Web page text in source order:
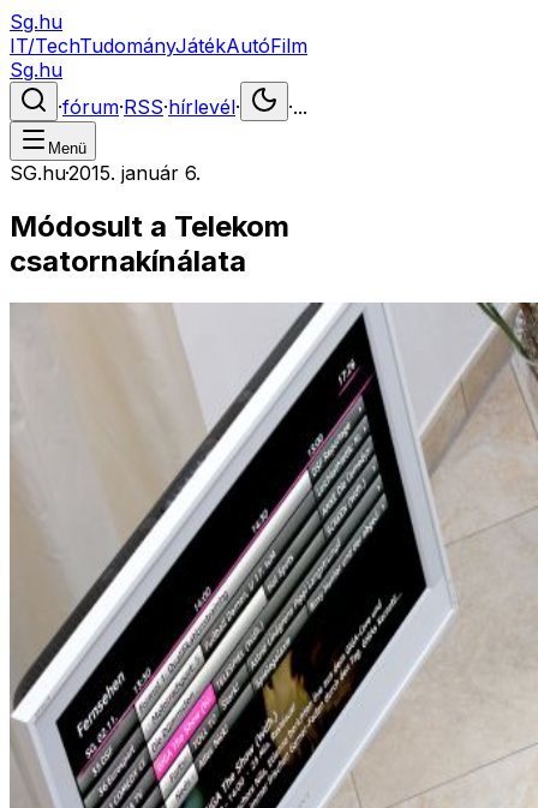
Sg.hu
IT/TechTudományJátékAutóFilm
Sg.hu
·fórum·RSS·hírlevél· ·...
Menü
SG.hu·2015. január 6.
Módosult a Telekom
csatornakínálata